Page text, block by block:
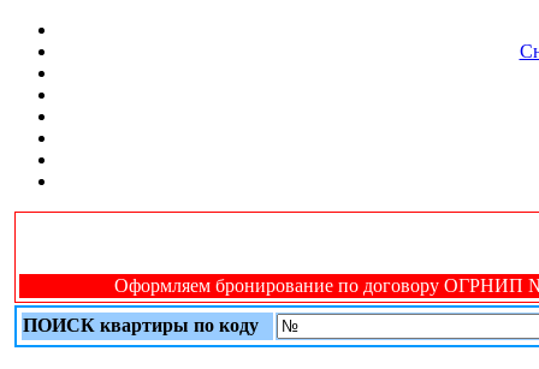
Оформляем бронирование по договору ОГРНИП №
ПОИСК квартиры по коду